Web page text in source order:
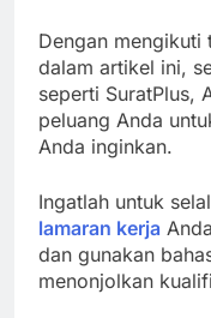
Dengan
dalam artikel ini,
seperti SuratPlus,
peluang Anda
Anda inginkan.
Ingatlah untuk
lamaran kerja
dan gunakan
menonjolkan